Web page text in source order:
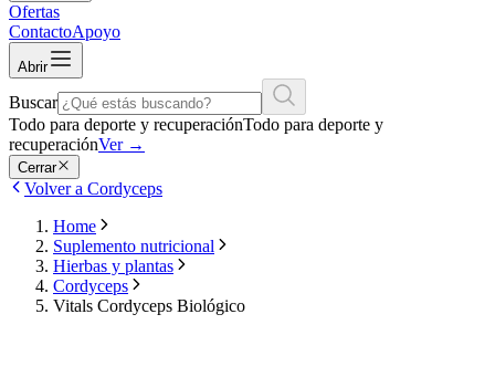
Ofertas
ContactoApoyo
Abrir
Buscar
Todo para deporte y recuperaciónTodo para deporte y
recuperaciónVer →
Cerrar
Volver a Cordyceps
Home
Suplemento nutricional
Hierbas y plantas
Cordyceps
Vitals Cordyceps Biológico